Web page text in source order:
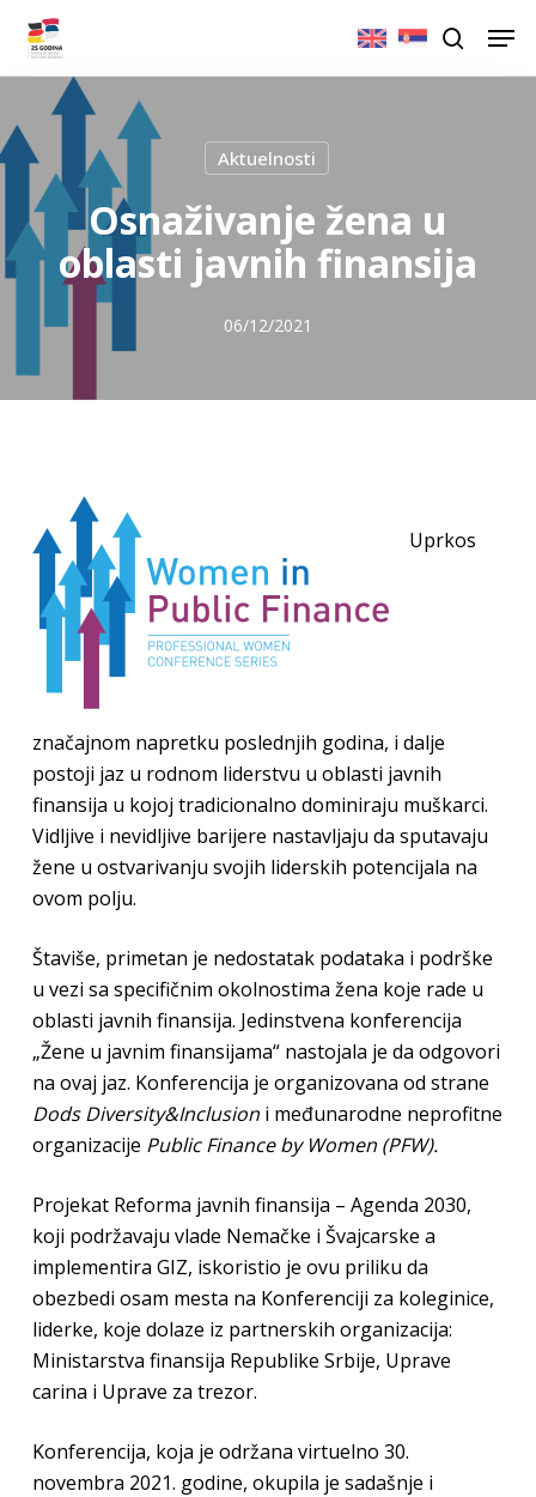
main
content
search
Aktuelnosti
Osnaživanje žena u
oblasti javnih finansija
06/12/2021
Uprkos
značajnom napretku poslednjih godina, i dalje
postoji jaz u rodnom liderstvu u oblasti javnih
finansija u kojoj tradicionalno dominiraju muškarci.
Vidljive i nevidljive barijere nastavljaju da sputavaju
žene u ostvarivanju svojih liderskih potencijala na
ovom polju.
Štaviše, primetan je nedostatak podataka i podrške
u vezi sa specifičnim okolnostima žena koje rade u
oblasti javnih finansija. Jedinstvena konferencija
„Žene u javnim finansijama“ nastojala je da odgovori
na ovaj jaz. Konferencija je organizovana od strane
Dods Diversity&Inclusion i međunarodne neprofitne
organizacije Public Finance by Women (PFW).
Projekat Reforma javnih finansija – Agenda 2030,
koji podržavaju vlade Nemačke i Švajcarske a
implementira GIZ, iskoristio je ovu priliku da
obezbedi osam mesta na Konferenciji za koleginice,
liderke, koje dolaze iz partnerskih organizacija:
Ministarstva finansija Republike Srbije, Uprave
carina i Uprave za trezor.
Konferencija, koja je održana virtuelno 30.
novembra 2021. godine, okupila je sadašnje i